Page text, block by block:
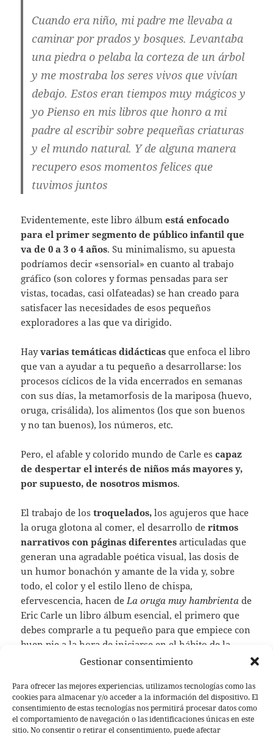
Gestionar consentimiento
Para ofrecer las mejores experiencias, utilizamos tecnologías como las
cookies para almacenar y/o acceder a la información del dispositivo. El
consentimiento de estas tecnologías nos permitirá procesar datos como
el comportamiento de navegación o las identificaciones únicas en este
sitio. No consentir o retirar el consentimiento, puede afectar
Cuando era niño, mi padre me llevaba a
caminar por prados y bosques. Levantaba
una piedra o pelaba la corteza de un árbol
y me mostraba los seres vivos que vivían
debajo. Estos eran tiempos muy mágicos y
yo Pienso en mis libros que honro a mi
padre al escribir sobre pequeñas criaturas
y el mundo natural. Y de alguna manera
recupero esos momentos felices que
tuvimos juntos
Evidentemente, este libro álbumestá enfocado
para el primer segmento de público infantil que
va de 0 a 3 o 4 años. Su minimalismo, su apuesta
podríamos decir «sensorial» en cuanto al trabajo
gráfico (son colores y formas pensadas para ser
vistas, tocadas, casi olfateadas) se han creado para
satisfacer las necesidades de esos pequeños
exploradores a las que va dirigido.
Hayvarias temáticas didácticas que enfoca el libro
que van a ayudar a tu pequeño a desarrollarse: los
procesos cíclicos de la vida encerrados en semanas
con sus días, la metamorfosis de la mariposa (huevo,
oruga, crisálida), los alimentos (los que son buenos
y no tan buenos), los números, etc.
Pero, el afable y colorido mundo de Carle escapaz
de despertar el interés de niños más mayores y,
por supuesto, de nosotros mismos.
El trabajo de lostroquelados,los agujeros que hace
la oruga glotona al comer, el desarrollo de ritmos
narrativos con páginas diferentes articuladas que
generan una agradable poética visual, las dosis de
un humor bonachón y amante de la vida y, sobre
todo, el color y el estilo lleno de chispa,
efervescencia, hacen deLa oruga muy hambrienta de
Eric Carle un libro álbum esencial, el primero que
debes comprarle a tu pequeño para que empiece con
buen pie a la hora de iniciarse en el hábito de la
No lo dudes ni un segundo, adquiérelo ya mismo.
Publicado
junio 19, 2018 Autor
admin